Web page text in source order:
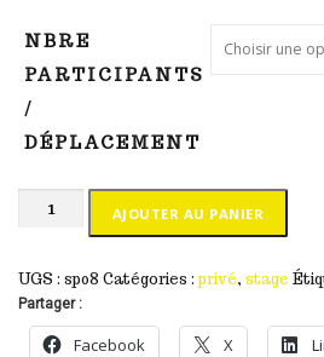
NBRE
PARTICIPANTS
/
DÉPLACEMENT
STAGE
PHOTO
"Développer
AJOUTER AU PANIER
UGS : sp08 Catégories :privé, stage
Partager :
Facebook X